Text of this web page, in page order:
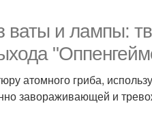
ваты и лампы:
атомного гриба,
завораживающей и